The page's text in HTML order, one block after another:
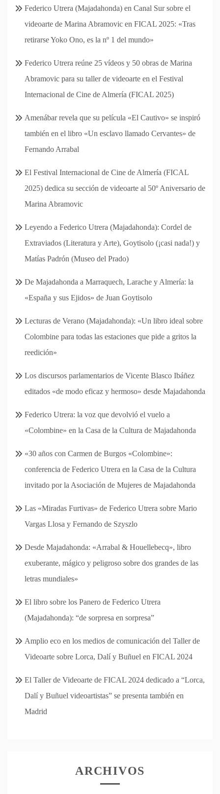
Federico Utrera (Majadahonda) en Canal Sur sobre el
videoarte de Marina Abramovic en FICAL 2025: «Tras
retirarse Yoko Ono, es la nº 1 del mundo»
Federico Utrera reúne 25 vídeos y 50 obras de Marina
Abramovic para su taller de videoarte en el Festival
Internacional de Cine de Almería (FICAL 2025)
Amenábar revela que su película «El Cautivo» se inspiró
también en el libro «Un esclavo llamado Cervantes» de
Fernando Arrabal
El Festival Internacional de Cine de Almería (FICAL
2025) dedica su sección de videoarte al 50º Aniversario de
Marina Abramovic
Leyendo a Federico Utrera (Majadahonda): Cordel de
Extraviados (Literatura y Arte), Goytisolo (¡casi nada!) y
Matías Padrón (Museo del Prado)
De Majadahonda a Marraquech, Larache y Almería: la
«España y sus Ejidos» de Juan Goytisolo
Lecturas de Verano (Majadahonda): «Un libro ideal sobre
Colombine para todas las estaciones que pide a gritos la
reedición»
Los discursos parlamentarios de Vicente Blasco Ibáñez
editados «de modo eficaz y hermoso» desde Majadahonda
Federico Utrera: la voz que devolvió el vuelo a
«Colombine» en la Casa de la Cultura de Majadahonda
«30 años con Carmen de Burgos «Colombine»:
conferencia de Federico Utrera en la Casa de la Cultura
invitado por la Asociación de Mujeres de Majadahonda
Las «Miradas Furtivas» de Federico Utrera sobre Mario
Vargas Llosa y Fernando de Szyszlo
Desde Majadahonda: «Arrabal & Houellebecq», libro
exuberante, mágico y peligroso sobre dos grandes de las
letras mundiales»
El libro sobre los Panero de Federico Utrera
(Majadahonda): “de sorpresa en sorpresa”
Amplio eco en los medios de comunicación del Taller de
Videoarte sobre Lorca, Dalí y Buñuel en FICAL 2024
El Taller de Videoarte de FICAL 2024 dedicado a “Lorca,
Dalí y Buñuel videoartistas” se presenta también en
Madrid
ARCHIVOS